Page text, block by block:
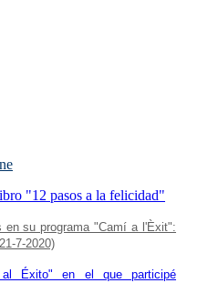
"12 pasos a la felicidad"
en su programa "Camí a l'Èxit":
7-2020)
al Éxito" en el que participé